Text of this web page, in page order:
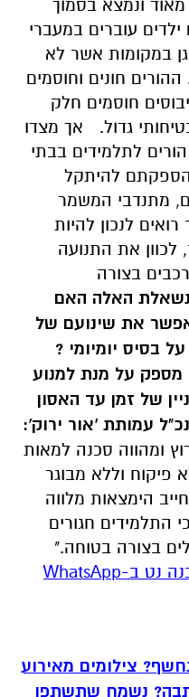
ונמצא בסמוך
עוברים במעברי
במקומות אשר לא
חונים וחוסמים
חוסמים חלק
גדול.
אך מצדו
לתלמידים בבתי
להיתקל
מתנדבי המשמר
לנכון להיות
לכוון את התנועה
בצורה
נשאלת האלה האם
את שינועם של
בסיס יומיומי ?
על מנת למנוע
של זמן עד האסון
עמותת 'אור ירוק':
ומהווה סכנה למאות
פיקוח וללא מבוגר
הימצאות מלווה
התלמידים חגורים
בצורה בטוחה."
‏כדי לעקוב אחרי הערוץ גן יבנה נט ב-WhatsApp
צילומים מאירוע
נשמח שתשתפו